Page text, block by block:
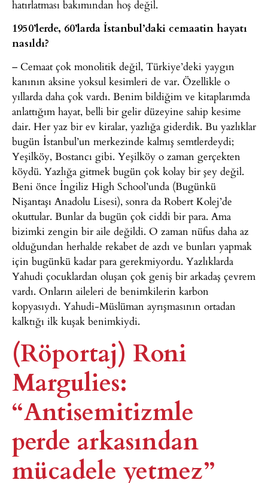
hatırlatması bakımından hoş değil.
1950’lerde, 60’larda İstanbul’daki cemaatin hayatı
nasıldı?
– Cemaat çok monolitik değil, Türkiye’deki yaygın
kanının aksine yoksul kesimleri de var. Özellikle o
yıllarda daha çok vardı. Benim bildiğim ve kitaplarımda
anlattığım hayat, belli bir gelir düzeyine sahip kesime
dair. Her yaz bir ev kiralar, yazlığa giderdik. Bu yazlıklar
bugün İstanbul’un merkezinde kalmış semtlerdeydi;
Yeşilköy, Bostancı gibi. Yeşilköy o zaman gerçekten
köydü. Yazlığa gitmek bugün çok kolay bir şey değil.
Beni önce İngiliz High School’unda (Bugünkü
Nişantaşı Anadolu Lisesi), sonra da Robert Kolej’de
okuttular. Bunlar da bugün çok ciddi bir para. Ama
bizimki zengin bir aile değildi. O zaman nüfus daha az
olduğundan herhalde rekabet de azdı ve bunları yapmak
için bugünkü kadar para gerekmiyordu. Yazlıklarda
Yahudi çocuklardan oluşan çok geniş bir arkadaş çevrem
vardı. Onların aileleri de benimkilerin karbon
kopyasıydı. Yahudi-Müslüman ayrışmasının ortadan
kalktığı ilk kuşak benimkiydi.
(Röportaj) Roni
Margulies:
“Antisemitizmle
perde arkasından
mücadele yetmez”